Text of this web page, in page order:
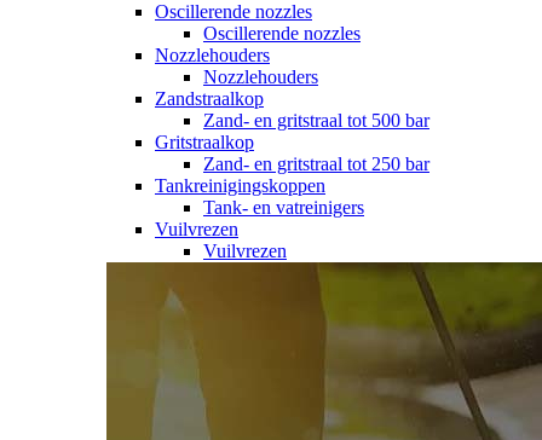
Oscillerende nozzles
Oscillerende nozzles
Nozzlehouders
Nozzlehouders
Zandstraalkop
Zand- en gritstraal tot 500 bar
Gritstraalkop
Zand- en gritstraal tot 250 bar
Tankreinigingskoppen
Tank- en vatreinigers
Vuilvrezen
Vuilvrezen